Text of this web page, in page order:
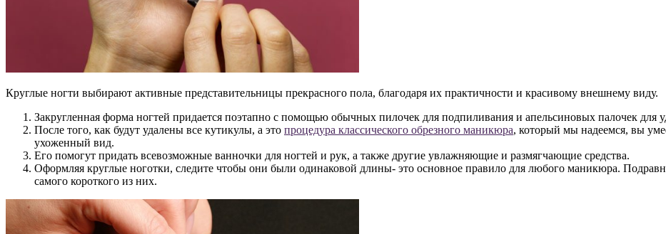
Круглые ногти выбирают активные представительницы прекрасного пола, благодаря их практичности и красивому внешнему виду.
Закругленная форма ногтей придается поэтапно с помощью обычных пилочек для подпиливания и апельсиновых палочек для
После того, как будут удалены все кутикулы, а это процедура классического обрезного маникюра, который мы надеемся, вы
ухоженный вид.
Его помогут придать всевозможные ванночки для ногтей и рук, а также другие увлажняющие и размягчающие средства.
Оформляя круглые ноготки, следите чтобы они были одинаковой длины- это основное правило для любого маникюра.
самого короткого из них.